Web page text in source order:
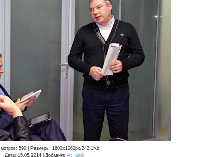
: 590 | Размеры: 1600x1060px/242.1Kb
Дата: 15.05.2014 | Добавил: vic_andr